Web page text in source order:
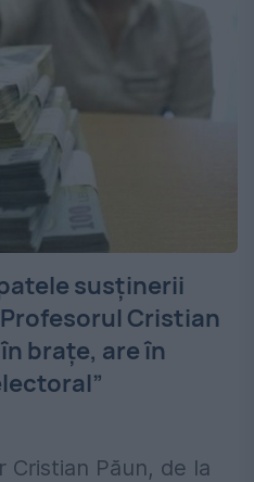
susținerii
Cristian
braţe, are în
Cristian Păun, de la